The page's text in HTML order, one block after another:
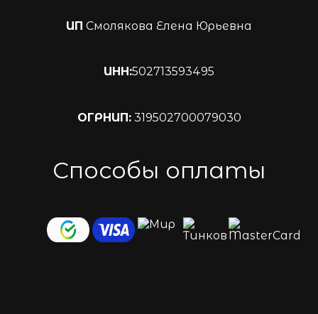
ИП Смолякова Елена Юрьевна
ИНН:502713593495
ОГРНИП:319502700079030
Способы оплаты